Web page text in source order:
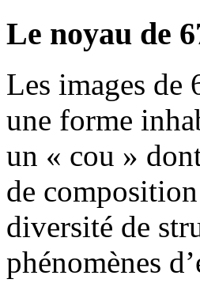
Le noyau de
Les images de
une forme
un « cou »
de
diversité de
phénomènes